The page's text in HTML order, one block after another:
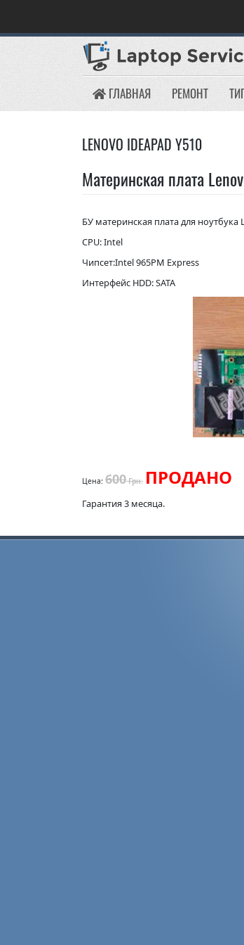
content
ГЛАВНАЯ РЕМОНТ
LENOVO IDEAPAD Y510
Материнская плата
БУ материнская плата для
CPU: Intel
Чипсет:Intel 965PM Express
Интерфейс HDD: SATA
Цена: 600Грн. ПРОДАНО
Гарантия 3 месяца.